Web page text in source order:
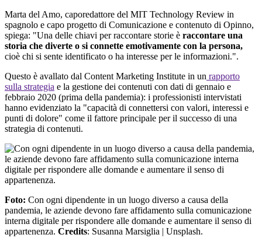
Marta del Amo, caporedattore del MIT Technology Review in
spagnolo e capo progetto di Comunicazione e contenuto di Opinno,
spiega: "Una delle chiavi per raccontare storie è raccontare una
storia che diverte o si connette emotivamente con la persona,
cioè chi si sente identificato o ha interesse per le informazioni.".
Questo è avallato dal Content Marketing Institute in un rapporto
sulla strategia e la gestione dei contenuti con dati di gennaio e
febbraio 2020 (prima della pandemia): i professionisti intervistati
hanno evidenziato la "capacità di connettersi con valori, interessi e
punti di dolore" come il fattore principale per il successo di una
strategia di contenuti.
Foto: Con ogni dipendente in un luogo diverso a causa della
pandemia, le aziende devono fare affidamento sulla comunicazione
interna digitale per rispondere alle domande e aumentare il senso di
appartenenza. Credits: Susanna Marsiglia | Unsplash.